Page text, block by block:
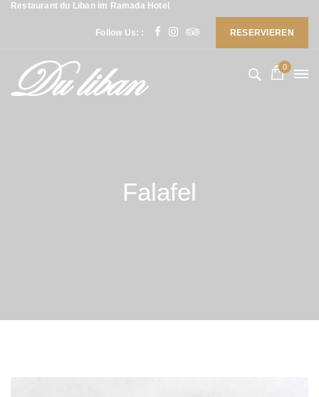
Restaurant du Liban im Ramada Hotel
Follow Us: : RESERVIEREN
0
Falafel